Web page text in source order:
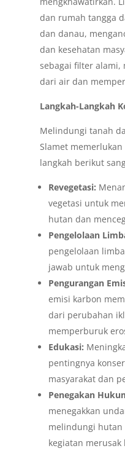
dan rumah tangga
dan danau,
dan kesehatan
sebagai filter alami,
dari air dan
Langkah-Langkah
Melindungi tanah
Slamet
langkah berikut
Revegetasi:
vegetasi untuk
hutan dan
Pengelolaan
pengelolaan
jawab untuk
Pengurangan
emisi karbon
dari perubahan
memperburuk
Edukasi:
pentingnya
masyarakat dan
Penegakan
menegakkan
melindungi
kegiatan merusak